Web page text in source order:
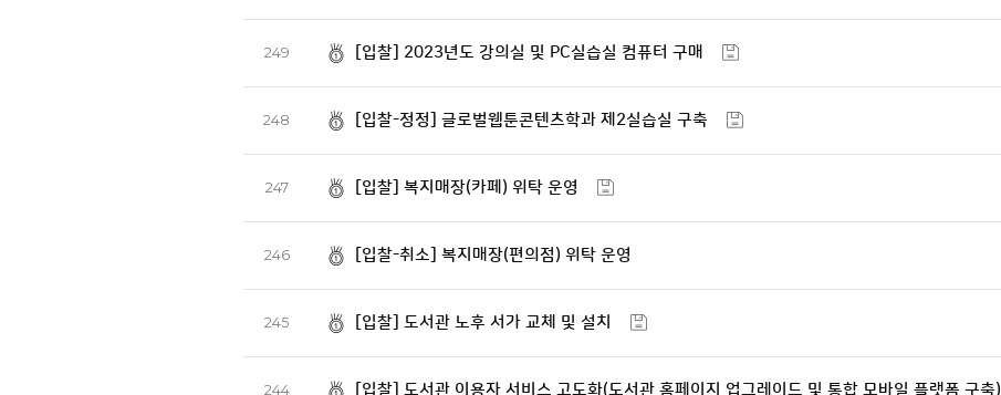
249 [입찰] 2023년도 강의실 및 PC실습실 컴퓨터 구매
248 [입찰-정정] 글로벌웹툰콘텐츠학과 제2실습실 구축
247 [입찰] 복지매장(카페) 위탁 운영
246 [입찰-취소] 복지매장(편의점) 위탁 운영
245 [입찰] 도서관 노후 서가 교체 및 설치
244 [입찰] 도서관 이용자 서비스 고도화(도서관 홈페이지 업그레이드 및 통합 모바일 플랫폼 구축)